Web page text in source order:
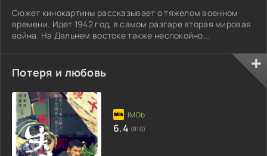
Сюжет кинокартины рассказывает о тяжелом военном
времени. Идет 1942 год, в самом разгаре вторая мировая
война. На Дальнем востоке также неспокойно...
Потеря и любовь
6.4 (810)